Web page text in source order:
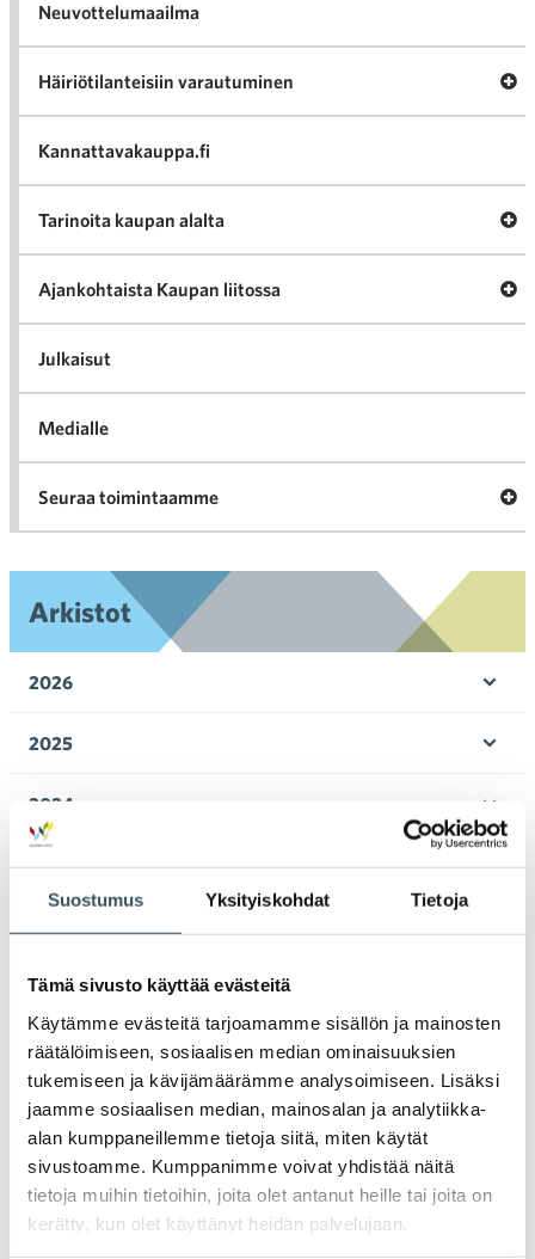
Suostumus Yksityiskohdat Tietoja
Tämä sivusto käyttää evästeitä
Käytämme evästeitä tarjoamamme sisällön ja mainosten
räätälöimiseen, sosiaalisen median ominaisuuksien
tukemiseen ja kävijämäärämme analysoimiseen. Lisäksi
jaamme sosiaalisen median, mainosalan ja analytiikka-
alan kumppaneillemme tietoja siitä, miten käytät
sivustoamme. Kumppanimme voivat yhdistää näitä
tietoja muihin tietoihin, joita olet antanut heille tai joita on
kerätty, kun olet käyttänyt heidän palvelujaan.
Neuvottelumaailma
Häiriötilanteisiin varautuminen
Kannattavakauppa.fi
Tarinoita kaupan alalta
Ajankohtaista Kaupan liitossa
Julkaisut
Medialle
Seuraa toimintaamme
Arkistot
2026
2025
2024
2023
2021
2020
2019
2018
2017